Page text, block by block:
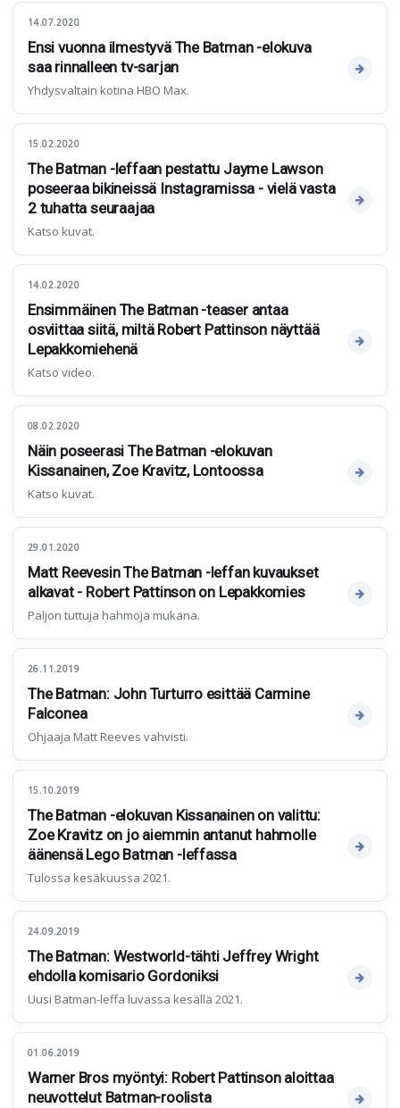
14.07.2020
Ensi vuonna ilmestyvä The Batman -elokuva
saa rinnalleen tv-sarjan
Yhdysvaltain kotina HBO Max.
15.02.2020
The Batman -leffaan pestattu Jayme Lawson
poseeraa bikineissä Instagramissa - vielä vasta
2 tuhatta seuraajaa
Katso kuvat.
14.02.2020
Ensimmäinen The Batman -teaser antaa
osviittaa siitä, miltä Robert Pattinson näyttää
Lepakkomiehenä
Katso video.
08.02.2020
Näin poseerasi The Batman -elokuvan
Kissanainen, Zoe Kravitz, Lontoossa
Katso kuvat.
29.01.2020
Matt Reevesin The Batman -leffan kuvaukset
alkavat - Robert Pattinson on Lepakkomies
Paljon tuttuja hahmoja mukana.
26.11.2019
The Batman: John Turturro esittää Carmine
Falconea
Ohjaaja Matt Reeves vahvisti.
15.10.2019
The Batman -elokuvan Kissanainen on valittu:
Zoe Kravitz on jo aiemmin antanut hahmolle
äänensä Lego Batman -leffassa
Tulossa kesäkuussa 2021.
24.09.2019
The Batman: Westworld-tähti Jeffrey Wright
ehdolla komisario Gordoniksi
Uusi Batman-leffa luvassa kesällä 2021.
01.06.2019
Warner Bros myöntyi: Robert Pattinson aloittaa
neuvottelut Batman-roolista